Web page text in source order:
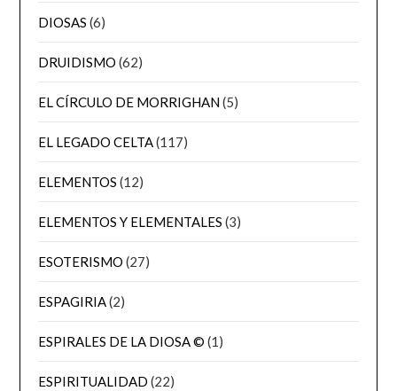
DIOSAS (6)
DRUIDISMO (62)
EL CÍRCULO DE MORRIGHAN(5)
EL LEGADO CELTA(117)
ELEMENTOS (12)
ELEMENTOS Y ELEMENTALES (3)
ESOTERISMO (27)
ESPAGIRIA(2)
ESPIRALES DE LA DIOSA © (1)
ESPIRITUALIDAD (22)